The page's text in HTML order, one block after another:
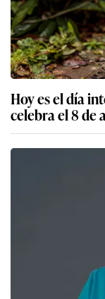
Hoy es el día
celebra el 8 de